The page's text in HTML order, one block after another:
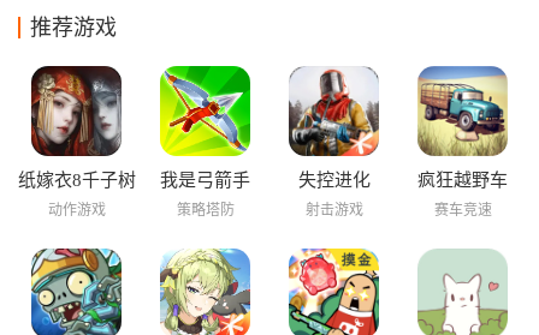
推荐游戏
纸嫁衣8千子树
动作游戏
我是弓箭手
策略塔防
失控进化
射击游戏
疯狂越野车
赛车竞速